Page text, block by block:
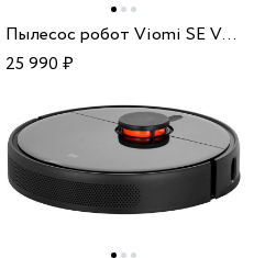
Пылесос робот Viomi SE V-RVCLM21A
25 990₽